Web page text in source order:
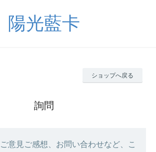
陽光藍卡
ショップへ戻る
詢問
意見ご感想、お問い合わせなど、こ